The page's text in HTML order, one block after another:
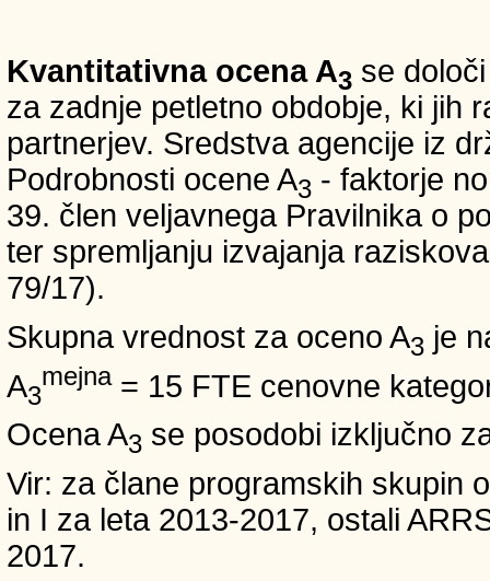
Kvantitativna ocena A3 se
za zadnje petletno obdobje, ki jih
partnerjev. Sredstva agencije iz
Podrobnosti ocene A3 - faktorje
39. člen veljavnega Pravilnika o
ter spremljanju izvajanja
79/17).
Skupna vrednost za oceno A3 je
A3
mejna= 15 FTE cenovne
Ocena A3 se posodobi izključno
Vir: za člane programskih skupin
in I za leta 2013-2017, ostali
2017.